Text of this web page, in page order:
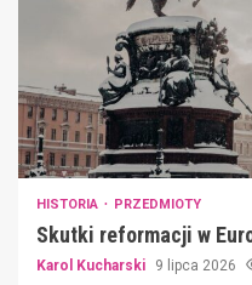
HISTORIA PRZEDMIOTY
Skutki reformacji w
Karol Kucharski 9 lipca 2026